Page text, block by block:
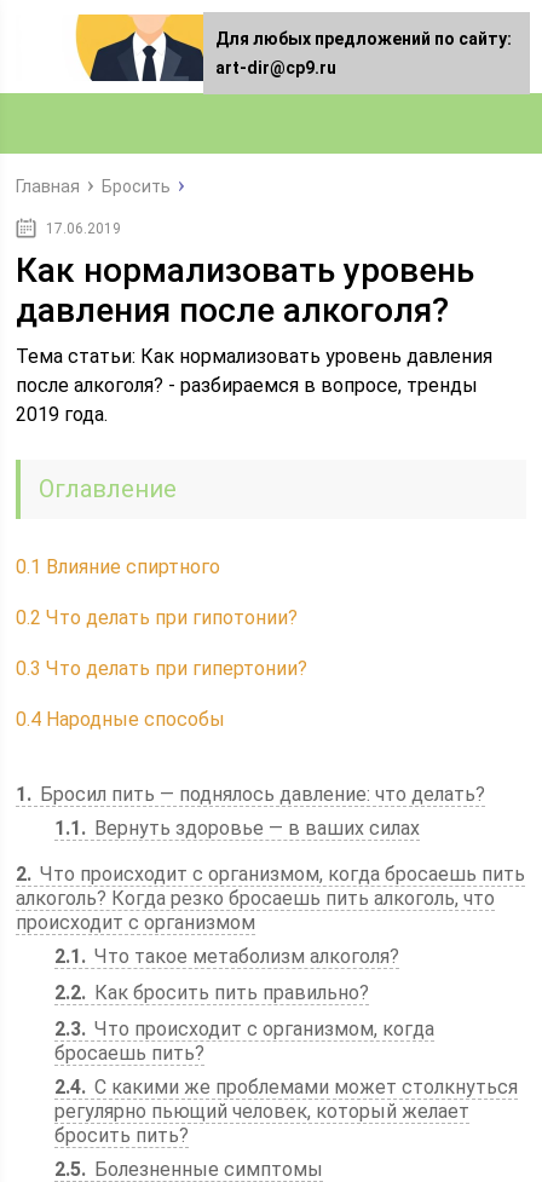
Главная Бросить
17.06.2019
Как нормализовать уровень
давления после алкоголя?
Тема статьи: Как нормализовать уровень давления
после алкоголя? - разбираемся в вопросе, тренды
2019 года.
Оглавление
0.1 Влияние спиртного
0.2 Что делать при гипотонии?
0.3 Что делать при гипертонии?
0.4 Народные способы
1
Бросил пить — поднялось давление: что делать?
1.1
Вернуть здоровье — в ваших силах
2 Что происходит с организмом, когда бросаешь пить
алкоголь? Когда резко бросаешь пить алкоголь, что
происходит с организмом
2.1
Что такое метаболизм алкоголя?
2.2
Как бросить пить правильно?
2.3 Что происходит с организмом, когда
бросаешь пить?
2.4 С какими же проблемами может столкнуться
регулярно пьющий человек, который желает
бросить пить?
2.5
Болезненные симптомы
Для любых предложений по сайту:
art-dir@cp9.ru